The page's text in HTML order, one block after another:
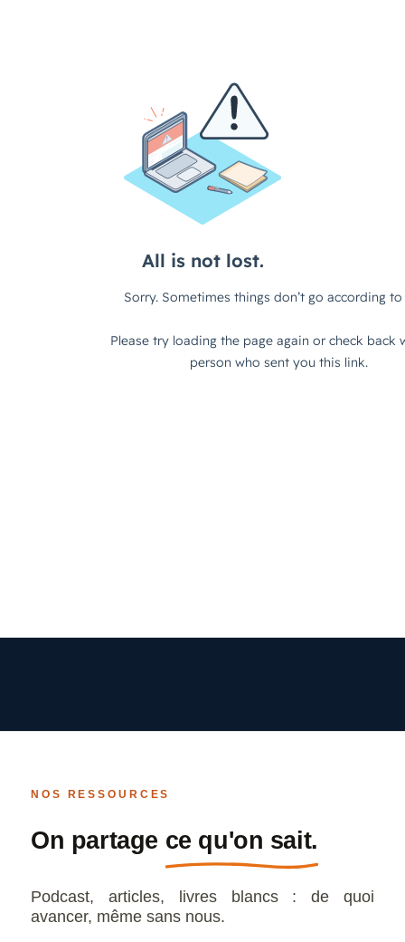
NOS RESSOURCES
On partage ce qu'on sait.
Podcast, articles, livres blancs : de quoi
avancer, même sans nous.